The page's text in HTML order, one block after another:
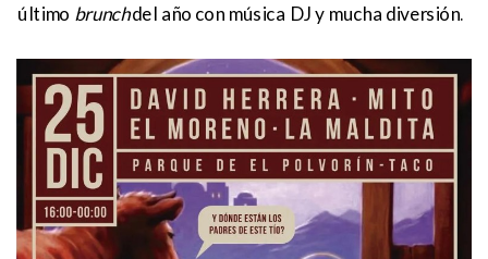
último brunchdel año con música DJ y mucha diversión.